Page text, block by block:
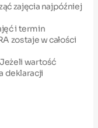
zajęcia najpóźniej
i termin
zostaje w całości
wartość
deklaracji